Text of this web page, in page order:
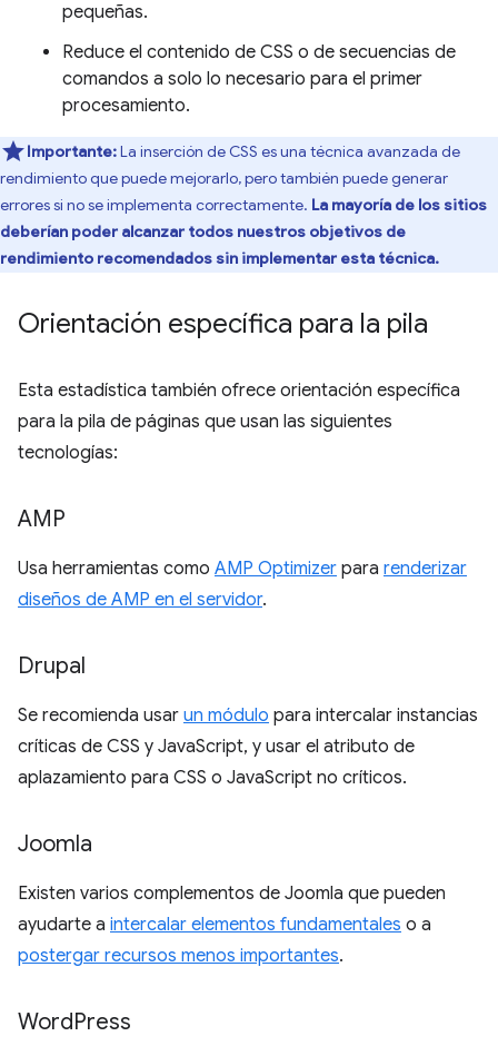
pequeñas.
Reduce el contenido de CSS o de secuencias de
comandos a solo lo necesario para el primer
procesamiento.
Importante:La inserción de CSS es una técnica avanzada de
rendimiento que puede mejorarlo, pero también puede generar
errores si no se implementa correctamente. La mayoría de los sitios
deberían poder alcanzar todos nuestros objetivos de
rendimiento recomendados sin implementar esta técnica.
Orientación específica para la pila
Esta estadística también ofrece orientación específica
para la pila de páginas que usan las siguientes
tecnologías:
AMP
Usa herramientas como AMP Optimizer para renderizar
diseños de AMP en el servidor.
Drupal
Se recomienda usar un módulo para intercalar instancias
críticas de CSS y JavaScript, y usar el atributo de
aplazamiento para CSS o JavaScript no críticos.
Joomla
Existen varios complementos de Joomla que pueden
ayudarte a intercalar elementos fundamentales o a
postergar recursos menos importantes.
WordPress